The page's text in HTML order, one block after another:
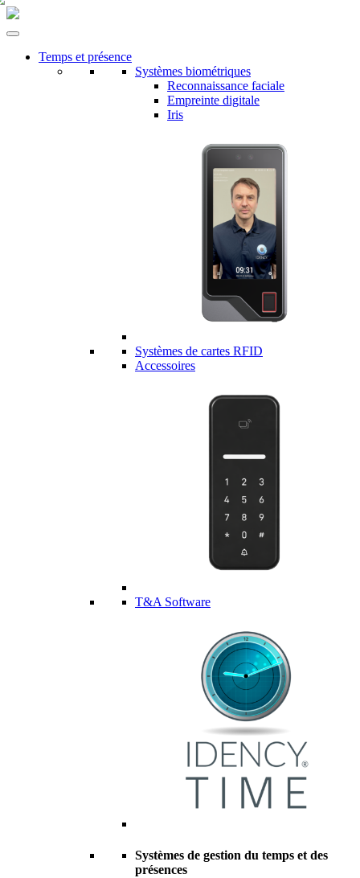
Temps et présence
Systèmes biométriques
Reconnaissance faciale
Empreinte digitale
Iris
Systèmes de cartes RFID
Accessoires
T&A Software
Systèmes de gestion du temps et des
présences